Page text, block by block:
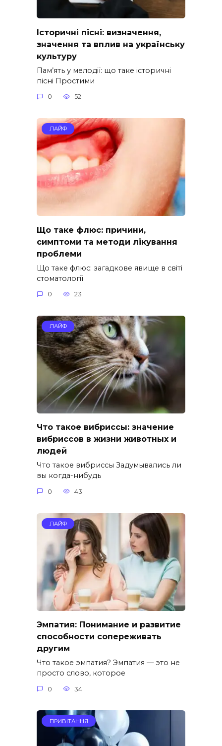
Історичні пісні: визначення,
значення та вплив на українську
культуру
Пам’ять у мелодії: що таке історичні
пісні Простими
0 52
ЛАЙФ
Що таке флюс: причини,
симптоми та методи лікування
проблеми
Що таке флюс: загадкове явище в світі
стоматології
0 23
ЛАЙФ
Что такое вибриссы: значение
вибриссов в жизни животных и
людей
Что такое вибриссы Задумывались ли
вы когда-нибудь
0 43
ЛАЙФ
Эмпатия: Понимание и развитие
способности сопереживать
другим
Что такое эмпатия? Эмпатия — это не
просто слово, которое
0 34
ПРИВІТАННЯ